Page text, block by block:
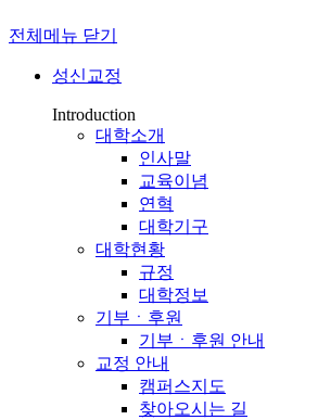
전체메뉴 닫기
성신교정
Introduction
대학소개
인사말
교육이념
연혁
대학기구
대학현황
규정
대학정보
기부ㆍ후원
기부ㆍ후원 안내
교정 안내
캠퍼스지도
찾아오시는 길